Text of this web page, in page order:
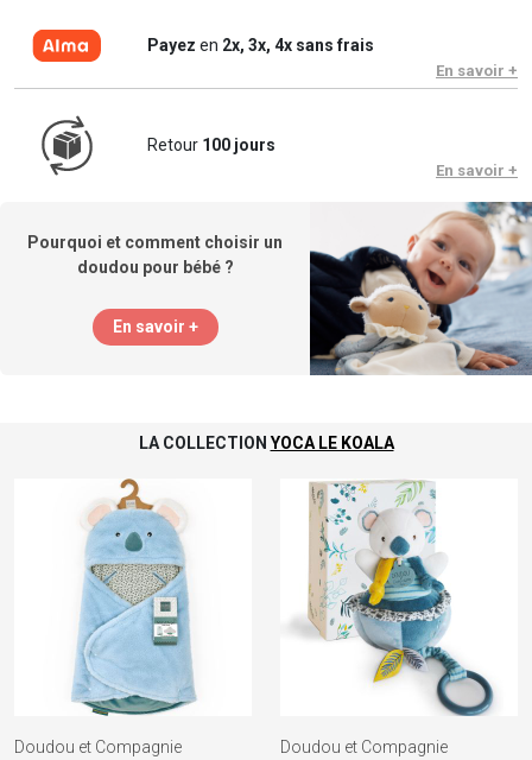
Payez en 2x, 3x, 4x sans frais
En savoir +
Retour 100 jours
En savoir +
Pourquoi et comment choisir un
doudou pour bébé ?
En savoir +
LA COLLECTION YOCA LE KOALA
Doudou et Compagnie
Doudou et Compagnie